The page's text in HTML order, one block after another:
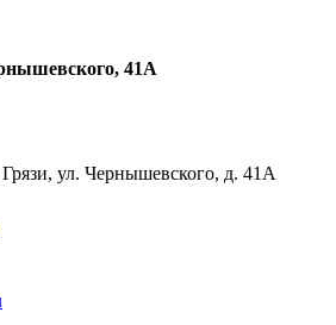
41А
ул. Чернышевского, д. 41А